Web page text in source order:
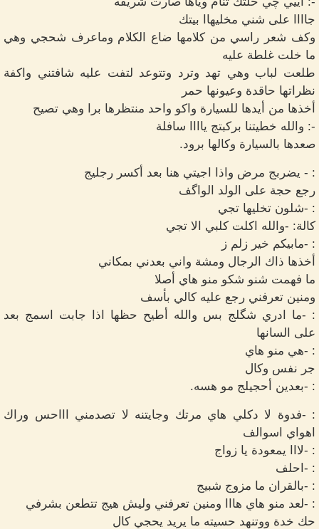
جاااا على شني مخليهاا بيتك
وكف شعر راسي من كلامها ضاع الكلام وماعرف شحجي وهي
ما خلت غلطة عليه
طلعت لباب وهي تهد وترد وتتوعد لتفت عليه شافتني واكفة
نظراتها حاقدة وعيونها حمر
أخذها من أيدها للسيارة واكو واحد منتظرها برا وهي تصيح
-: والله خطيتنا بركبتج ياااا سافلة
صعدها بالسيارة وكالها برود.
: - يضربج مرض واذا اجيتي هنا بعد أكسر رجليج
رجع حجة على الولد الواگف
: -شلون تخليها تجي
كالة: -والله اكلت كلبي الا تجي
: -مابيكم خير زلم ز
أخذها ذاك الرجال ومشة واني بعدني بمكاني
ما فهمت شنو شكو منو هاي أصلا
ومنين تعرفني رجع عليه كالي بأسف
: -ما ادري شگلج بس والله أطيح حظها اذا جابت اسمج بعد
على السانها
: -هي منو هاي
جر نفس وكال
: -بعدين أحجيلج مو هسه.
: -فدوة لا دكلي هاي مرتك وجايتنه لا تصدمني اااحس وراك
اهواي اسوالف
: -لااا يمعودة يا زواج
: -احلف
: -بالقران ما مزوج شبيج
: -لعد منو هاي هااا ومنين تعرفني وليش هيج تتطعن بشرفي
حك خدة ووتنهد حسيته ما يريد يحجي كال